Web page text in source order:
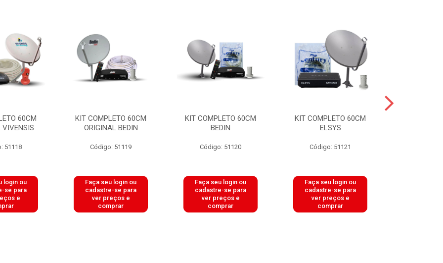
60CM
VIVENSIS
51118
login ou
se para
e
KIT COMPLETO 60CM
ORIGINAL BEDIN
Código: 51119
Faça seu login ou
cadastre-se para
ver preços e
comprar
KIT COMPLETO 60CM
BEDIN
Código: 51120
Faça seu login ou
cadastre-se para
ver preços e
comprar
KIT COMPLETO 60CM
ELSYS
Código: 51121
Faça seu login ou
cadastre-se para
ver preços e
comprar